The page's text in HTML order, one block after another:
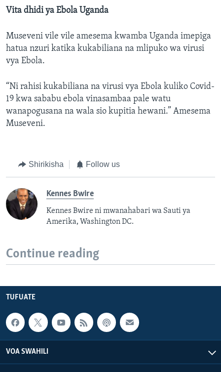
Vita dhidi ya Ebola Uganda
Museveni vile vile amesema kwamba Uganda imepiga
hatua nzuri katika kukabiliana na mlipuko wa virusi
vya Ebola.
“Ni rahisi kukabiliana na virusi vya Ebola kuliko Covid-
19 kwa sababu ebola vinasambaa pale watu
wanapogusana na wala sio kupitia hewani.” Amesema
Museveni.
Shirikisha Follow us
Kennes Bwire
Kennes Bwire ni mwanahabari wa Sauti ya
Amerika, Washington DC.
Continue reading
TUFUATE
VOA SWAHILI